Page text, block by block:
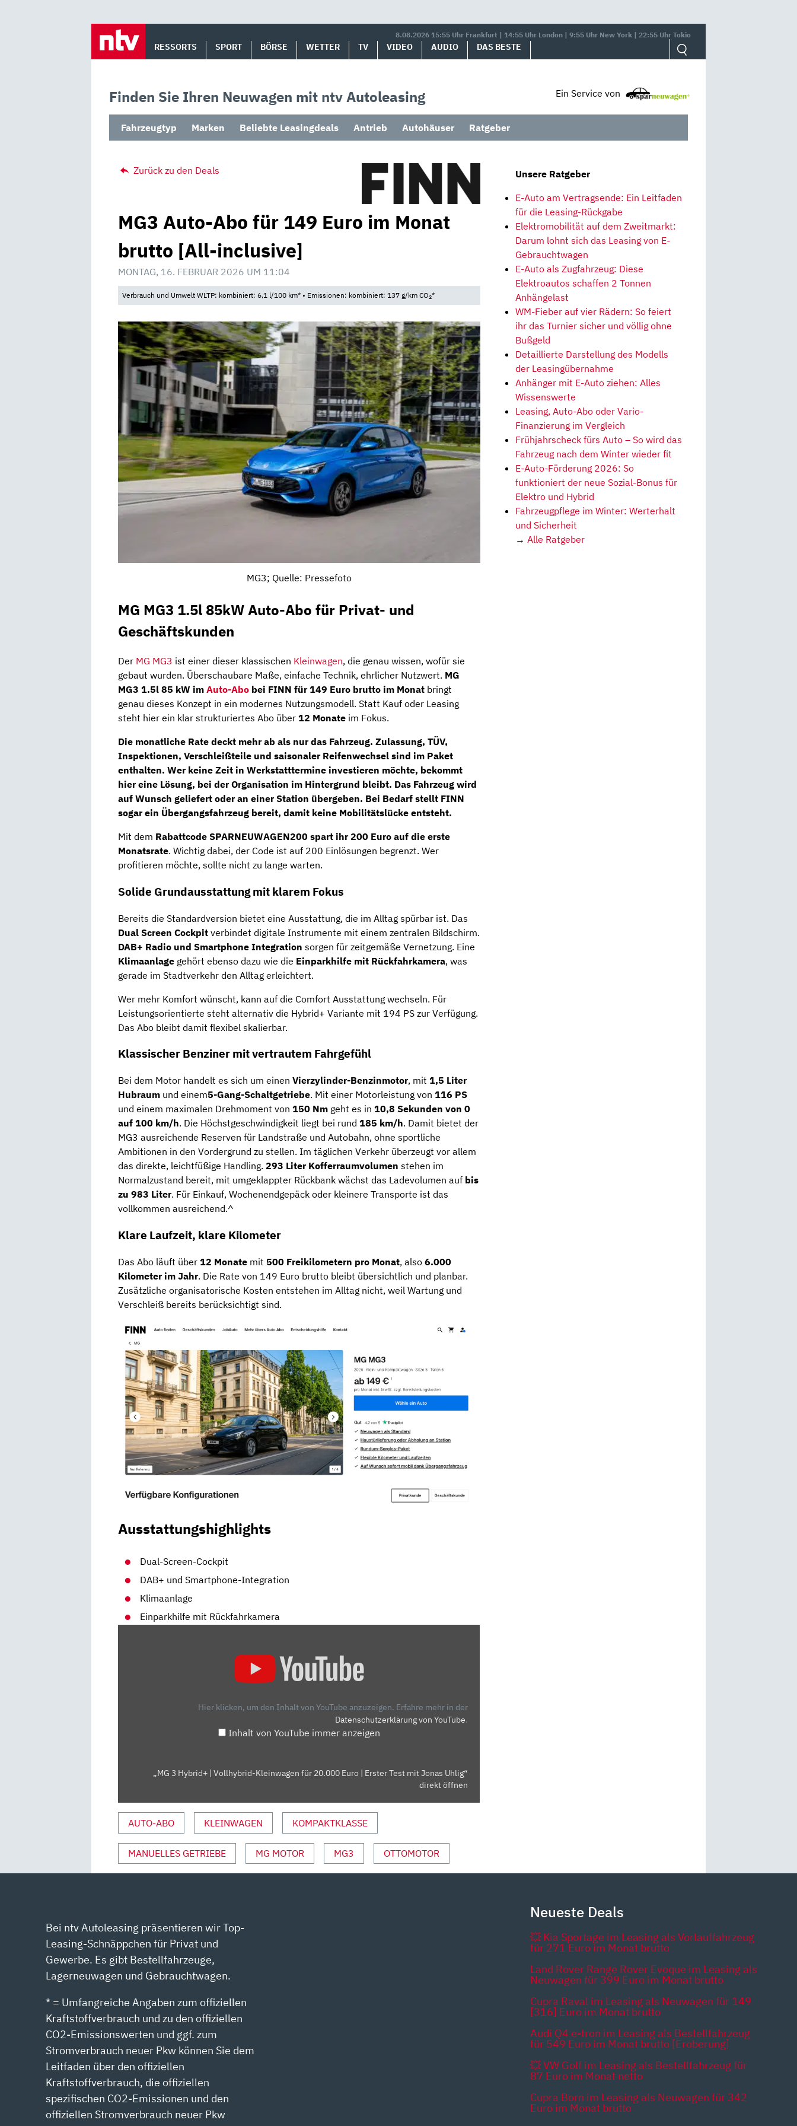
8.08.2026 15:55 Uhr Frankfurt | 14:55 Uhr London | 9:55 Uhr New York | 22:55 Uhr Tokio
RESSORTS SPORT BÖRSE WETTER TV VIDEO AUDIO DAS BESTE
Finden Sie Ihren Neuwagen mit ntv Autoleasing Ein Service von
Fahrzeugtyp Marken Beliebte Leasingdeals Antrieb Autohäuser Ratgeber
Zurück zu den Deals
MG3 Auto-Abo für 149 Euro im Monat
brutto [All-inclusive]
MONTAG, 16. FEBRUAR 2026 UM 11:04
Verbrauch und Umwelt WLTP: kombiniert: 6,1 l/100 km* • Emissionen: kombiniert: 137 g/km CO2*
MG3; Quelle: Pressefoto
MG MG3 1.5l 85kW Auto-Abo für Privat- und
Geschäftskunden
Der MG MG3 ist einer dieser klassischen Kleinwagen, die genau wissen, wofür sie
gebaut wurden. Überschaubare Maße, einfache Technik, ehrlicher Nutzwert. MG
MG3 1.5l 85 kW im Auto-Abo bei FINN für 149 Euro brutto im Monat bringt
genau dieses Konzept in ein modernes Nutzungsmodell. Statt Kauf oder Leasing
steht hier ein klar strukturiertes Abo über 12 Monate im Fokus.
Die monatliche Rate deckt mehr ab als nur das Fahrzeug. Zulassung, TÜV,
Inspektionen, Verschleißteile und saisonaler Reifenwechsel sind im Paket
enthalten. Wer keine Zeit in Werkstatttermine investieren möchte, bekommt
hier eine Lösung, bei der Organisation im Hintergrund bleibt. Das Fahrzeug wird
auf Wunsch geliefert oder an einer Station übergeben. Bei Bedarf stellt FINN
sogar ein Übergangsfahrzeug bereit, damit keine Mobilitätslücke entsteht.
Mit dem Rabattcode SPARNEUWAGEN200 spart ihr 200 Euro auf die erste
Monatsrate. Wichtig dabei, der Code ist auf 200 Einlösungen begrenzt. Wer
profitieren möchte, sollte nicht zu lange warten.
Solide Grundausstattung mit klarem Fokus
Bereits die Standardversion bietet eine Ausstattung, die im Alltag spürbar ist. Das
Dual Screen Cockpit verbindet digitale Instrumente mit einem zentralen Bildschirm.
DAB+ Radio und Smartphone Integration sorgen für zeitgemäße Vernetzung. Eine
Klimaanlage gehört ebenso dazu wie die Einparkhilfe mit Rückfahrkamera, was
gerade im Stadtverkehr den Alltag erleichtert.
Wer mehr Komfort wünscht, kann auf die Comfort Ausstattung wechseln. Für
Leistungsorientierte steht alternativ die Hybrid+ Variante mit 194 PS zur Verfügung.
Das Abo bleibt damit flexibel skalierbar.
Klassischer Benziner mit vertrautem Fahrgefühl
Bei dem Motor handelt es sich um einen Vierzylinder-Benzinmotor, mit 1,5 Liter
Hubraum und einem5-Gang-Schaltgetriebe. Mit einer Motorleistung von 116 PS
und einem maximalen Drehmoment von 150 Nm geht es in 10,8 Sekunden von 0
auf 100 km/h. Die Höchstgeschwindigkeit liegt bei rund 185 km/h. Damit bietet der
MG3 ausreichende Reserven für Landstraße und Autobahn, ohne sportliche
Ambitionen in den Vordergrund zu stellen. Im täglichen Verkehr überzeugt vor allem
das direkte, leichtfüßige Handling. 293 Liter Kofferraumvolumen stehen im
Normalzustand bereit, mit umgeklappter Rückbank wächst das Ladevolumen auf bis
zu 983 Liter. Für Einkauf, Wochenendgepäck oder kleinere Transporte ist das
vollkommen ausreichend.^
Klare Laufzeit, klare Kilometer
Das Abo läuft über 12 Monate mit 500 Freikilometern pro Monat, also 6.000
Kilometer im Jahr. Die Rate von 149 Euro brutto bleibt übersichtlich und planbar.
Zusätzliche organisatorische Kosten entstehen im Alltag nicht, weil Wartung und
Verschleiß bereits berücksichtigt sind.
Ausstattungshighlights
Dual-Screen-Cockpit
DAB+ und Smartphone-Integration
Klimaanlage
Einparkhilfe mit Rückfahrkamera
MIT
JONAS
UHLIG“
VON
YOUTUBE
ANZEIGEN
Hier klicken, um den Inhalt von YouTube anzuzeigen. Erfahre mehr in der
Datenschutzerklärung von YouTube.
Inhalt von YouTube immer anzeigen
„MG 3 Hybrid+ | Vollhybrid-Kleinwagen für 20.000 Euro | Erster Test mit Jonas Uhlig“
direkt öffnen
AUTO-ABO KLEINWAGEN KOMPAKTKLASSE
MANUELLES GETRIEBE MG MOTOR MG3 OTTOMOTOR
Unsere Ratgeber
E-Auto am Vertragsende: Ein Leitfaden
für die Leasing-Rückgabe
Elektromobilität auf dem Zweitmarkt:
Darum lohnt sich das Leasing von E-
Gebrauchtwagen
E-Auto als Zugfahrzeug: Diese
Elektroautos schaffen 2 Tonnen
Anhängelast
WM-Fieber auf vier Rädern: So feiert
ihr das Turnier sicher und völlig ohne
Bußgeld
Detaillierte Darstellung des Modells
der Leasingübernahme
Anhänger mit E-Auto ziehen: Alles
Wissenswerte
Leasing, Auto-Abo oder Vario-
Finanzierung im Vergleich
Frühjahrscheck fürs Auto – So wird das
Fahrzeug nach dem Winter wieder fit
E-Auto-Förderung 2026: So
funktioniert der neue Sozial-Bonus für
Elektro und Hybrid
Fahrzeugpflege im Winter: Werterhalt
und Sicherheit
→ Alle Ratgeber
Bei ntv Autoleasing präsentieren wir Top-
Leasing-Schnäppchen für Privat und
Gewerbe. Es gibt Bestellfahrzeuge,
Lagerneuwagen und Gebrauchtwagen.
* = Umfangreiche Angaben zum offiziellen
Kraftstoffverbrauch und zu den offiziellen
CO2-Emissionswerten und ggf. zum
Stromverbrauch neuer Pkw können Sie dem
Leitfaden über den offiziellen
Kraftstoffverbrauch, die offiziellen
spezifischen CO2-Emissionen und den
offiziellen Stromverbrauch neuer Pkw
Neueste Deals
💥 Kia Sportage im Leasing als Vorlauffahrzeug
für 271 Euro im Monat brutto
Land Rover Range Rover Evoque im Leasing als
Neuwagen für 399 Euro im Monat brutto
Cupra Raval im Leasing als Neuwagen für 149
[316] Euro im Monat brutto
Audi Q4 e-tron im Leasing als Bestellfahrzeug
für 549 Euro im Monat brutto [Eroberung]
💥 VW Golf im Leasing als Bestellfahrzeug für
87 Euro im Monat netto
Cupra Born im Leasing als Neuwagen für 342
Euro im Monat brutto